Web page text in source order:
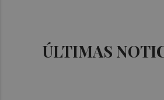
ÚLTIMAS